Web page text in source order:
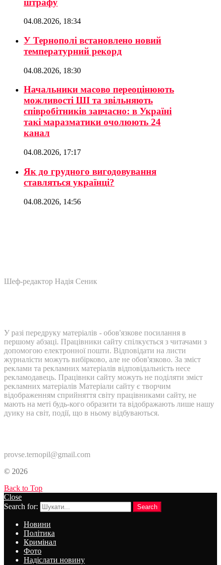
04.08.2026, 18:34
У Тернополі встановлено новий
температурний рекорд
04.08.2026, 18:30
Начальники масово переоцінюють
можливості ШІ та звільняють
співробітників завчасно: в Україні
такі маразматики очолюють 24
канал
04.08.2026, 17:17
Як до грудного вигодовування
ставляться українці?
04.08.2026, 14:56
Шеф-редактор Надія Сеник
У разі передруку матеріалів - обов'язкове посилання в
першому абзаці. Працівники сайту спілкується з читачами з
допомогою електронної пошти. Відповідати на листи
журналісти можуть вибірково, але не обов'язково. За зміст
реклами та рекламних матеріалів відповідальність несе
рекламодавець. Працівнки сайту можуть не поділяти зміст
рекламних матеріалів Матеріали сайту є творчим
відображенням сприйняття світу працівниками сайту, не
мають на меті будь-кого образити та відображають лише нашу
дуику на світ, події, що в ньому відбуваються.
provse.ternopil@gmail.com
© 2026
Back to Top
Close
Search for:
Search
Новини
Політика
Кримінал
Фото
Надіслати новину